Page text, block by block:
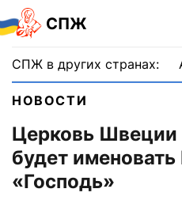
СПЖ
СПЖ в других странах:
НОВОСТИ
Церковь Швеции
будет
«Господь»